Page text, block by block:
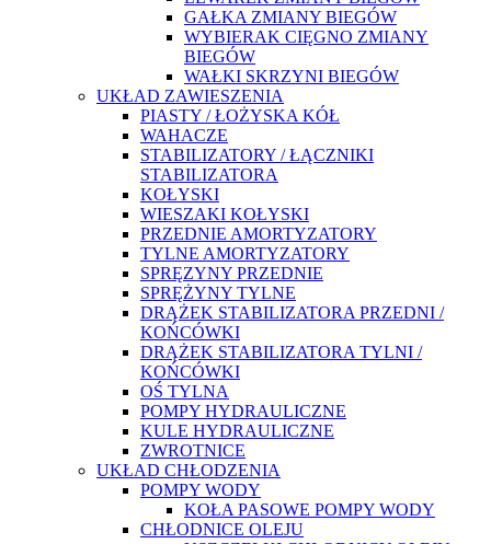
GAŁKA ZMIANY BIEGÓW
WYBIERAK CIĘGNO ZMIANY
BIEGÓW
WAŁKI SKRZYNI BIEGÓW
UKŁAD ZAWIESZENIA
PIASTY / ŁOŻYSKA KÓŁ
WAHACZE
STABILIZATORY / ŁĄCZNIKI
STABILIZATORA
KOŁYSKI
WIESZAKI KOŁYSKI
PRZEDNIE AMORTYZATORY
TYLNE AMORTYZATORY
SPRĘZYNY PRZEDNIE
SPRĘŻYNY TYLNE
DRĄŻEK STABILIZATORA PRZEDNI /
KOŃCÓWKI
DRĄŻEK STABILIZATORA TYLNI /
KOŃCÓWKI
OŚ TYLNA
POMPY HYDRAULICZNE
KULE HYDRAULICZNE
ZWROTNICE
UKŁAD CHŁODZENIA
POMPY WODY
KOŁA PASOWE POMPY WODY
CHŁODNICE OLEJU